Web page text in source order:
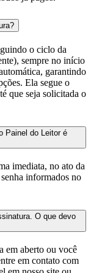
o ciclo da
sempre no início
garantindo
Ela segue o
que seja solicitada o
Painel do Leitor é
imediata, no ato da
informados no
O que devo
em aberto ou você
em contato com